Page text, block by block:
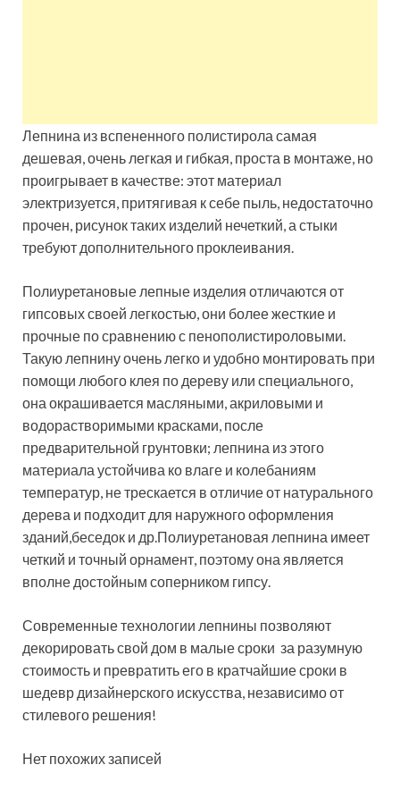
Лепнина из вспененного полистирола самая
дешевая, очень легкая и гибкая, проста в монтаже, но
проигрывает в качестве: этот материал
электризуется, притягивая к себе пыль, недостаточно
прочен, рисунок таких изделий нечеткий, а стыки
требуют дополнительного проклеивания.
Полиуретановые лепные изделия отличаются от
гипсовых своей легкостью, они более жесткие и
прочные по сравнению с пенополистироловыми.
Такую лепнину очень легко и удобно монтировать при
помощи любого клея по дереву или специального,
она окрашивается масляными, акриловыми и
водорастворимыми красками, после
предварительной грунтовки; лепнина из этого
материала устойчива ко влаге и колебаниям
температур, не трескается в отличие от натурального
дерева и подходит для наружного оформления
зданий,беседок и др.Полиуретановая лепнина имеет
четкий и точный орнамент, поэтому она является
вполне достойным соперником гипсу.
Современные технологии лепнины позволяют
декорировать свой дом в малые сроки за разумную
стоимость и превратить его в кратчайшие сроки в
шедевр дизайнерского искусства, независимо от
стилевого решения!
Нет похожих записей